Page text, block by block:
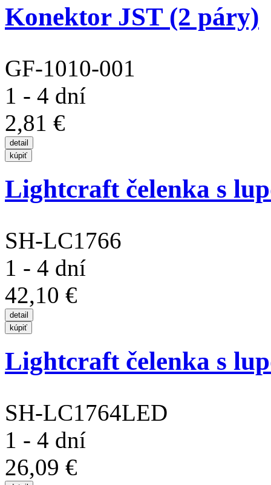
Konektor JST (2 páry)
GF-1010-001
1 - 4 dní
2,81 €
Lightcraft čelenka s
SH-LC1766
1 - 4 dní
42,10 €
Lightcraft čelenka s
SH-LC1764LED
1 - 4 dní
26,09 €